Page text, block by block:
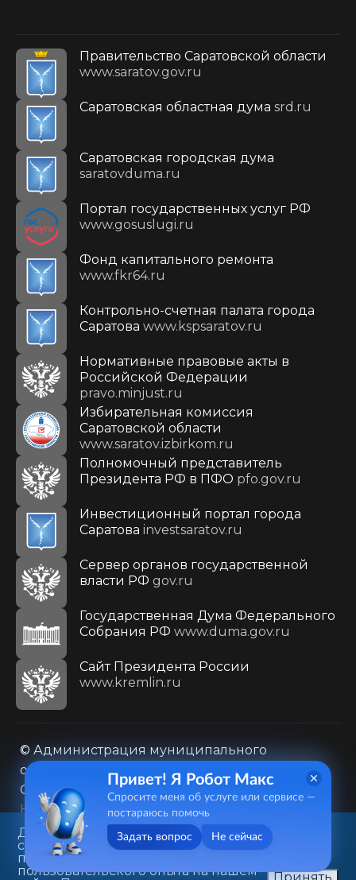
Правительство Саратовской области
www.saratov.gov.ru
Саратовская областная дума srd.ru
Саратовская городская дума
saratovduma.ru
Портал государственных услуг РФ
www.gosuslugi.ru
Фонд капитального ремонта
www.fkr64.ru
Контрольно-счетная палата города
Саратова www.kspsaratov.ru
Нормативные правовые акты в
Российской Федерации
pravo.minjust.ru
Избирательная комиссия
Саратовской области
www.saratov.izbirkom.ru
Полномочный представитель
Президента РФ в ПФО pfo.gov.ru
Инвестиционный портал города
Саратова investsaratov.ru
Сервер органов государственной
власти РФ gov.ru
Государственная Дума Федерального
Собрания РФ www.duma.gov.ru
Cайт Президента России
www.kremlin.ru
© Администрация муниципального
образования городского округа «Город
Саратов»
Контакты
Карта сайта
Политика в отношении обработки
персональных данных
410031, г. Саратов, ул. Первомайская, д. 78
Данный веб-сайт использует
cookie-файлы в целях
предоставления вам лучшего
пользовательского опыта на нашем
Привет! Я Робот Макс
Спросите меня об услуге или сервисе —
постараюсь помочь
Задать вопрос Не сейчас